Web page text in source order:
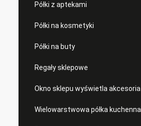
Półki z aptekami
Półki na kosmetyki
Półki na buty
Regały sklepowe
Okno sklepu wyświetla akcesoria
Wielowarstwowa półka kuchenna